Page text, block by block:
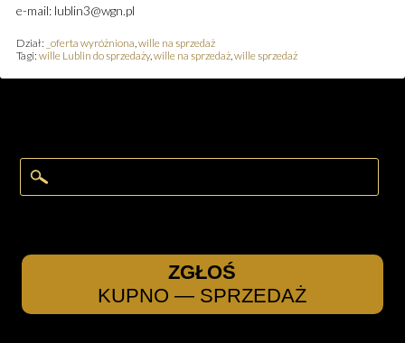
e-mail: lublin3@wgn.pl
Dział: _oferta wyróżniona wille na sprzedaż
Tagi: wille Lublin do sprzedaży, wille na sprzedaż, wille sprzedaż
ZGŁOŚ
KUPNO — SPRZEDAŻ